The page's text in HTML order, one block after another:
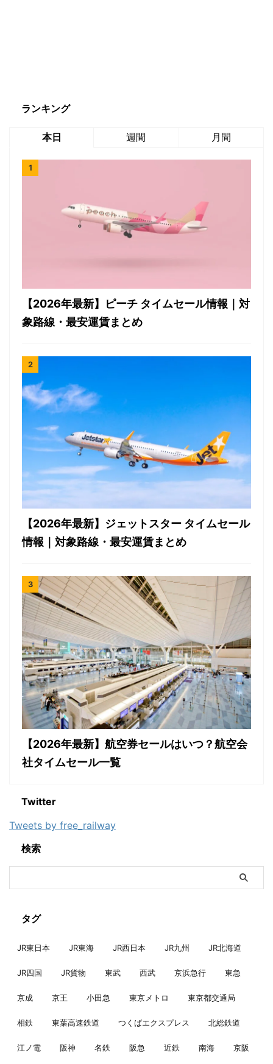
ランキング
本日 週間 月間
【2026年最新】ピーチ タイムセール情報｜対
象路線・最安運賃まとめ
【2026年最新】ジェットスター タイムセール
情報｜対象路線・最安運賃まとめ
【2026年最新】航空券セールはいつ？航空会
社タイムセール一覧
Twitter
Tweets by free_railway
検索
タグ
JR東日本 JR東海 JR西日本 JR九州 JR北海道
JR四国 JR貨物 東武 西武 京浜急行 東急
京成 京王 小田急 東京メトロ 東京都交通局
相鉄 東葉高速鉄道 つくばエクスプレス 北総鉄道
江ノ電 阪神 名鉄 阪急 近鉄 南海 京阪